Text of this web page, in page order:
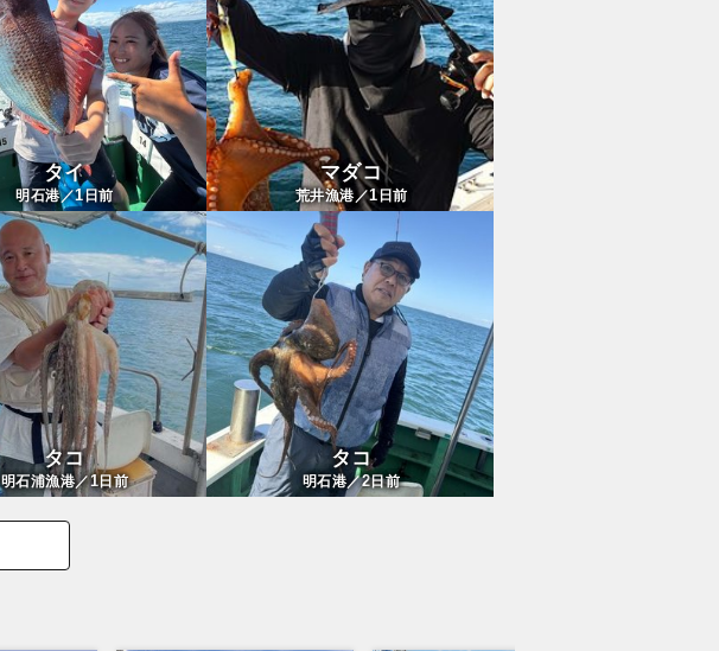
タイ
明石港／1日前
マダコ
荒井漁港／1日前
タコ
明石浦漁港／1日前
タコ
明石港／2日前